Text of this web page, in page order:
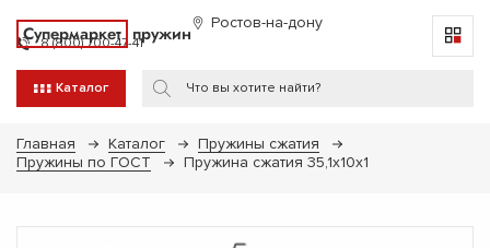
Супермаркет пружин Ростов-на-дону
8 (800) 700-47-41
Каталог
Главная Каталог
Пружины сжатия
Пружины по ГОСТ
Пружина сжатия 35,1х10х1